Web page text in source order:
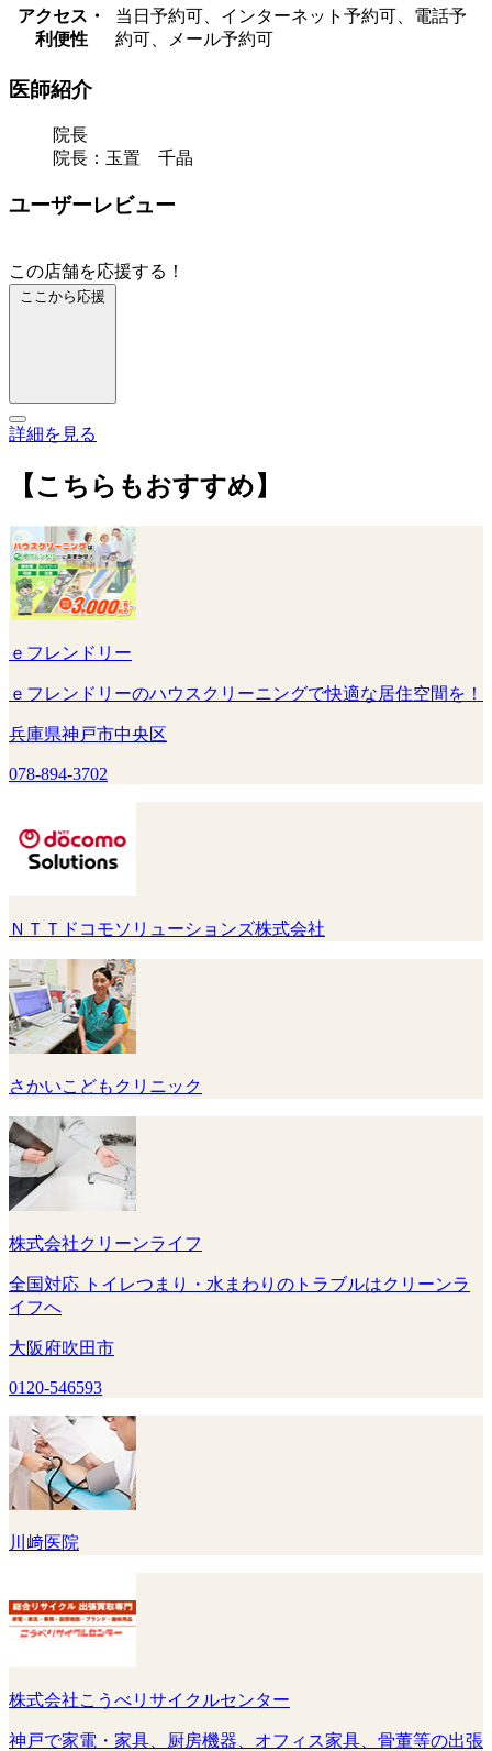
アクセス・
利便性
当日予約可、インターネット予約可、電話予
約可、メール予約可
医師紹介
院長
院長：玉置 千晶
ユーザーレビュー
この店舗を応援する！
ここから応援
詳細を見る
【こちらもおすすめ】
ｅフレンドリー
ｅフレンドリーのハウスクリーニングで快適な居住空間を！
兵庫県神戸市中央区
078-894-3702
ＮＴＴドコモソリューションズ株式会社
さかいこどもクリニック
株式会社クリーンライフ
全国対応 トイレつまり・水まわりのトラブルはクリーンラ
イフへ
大阪府吹田市
0120-546593
川﨑医院
株式会社こうべリサイクルセンター
神戸で家電・家具、厨房機器、オフィス家具、骨董等の出張